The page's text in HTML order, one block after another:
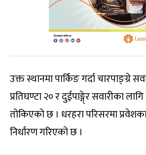
उक्त स्थानमा पार्किङ गर्दा चारपाङ्ग्रे
प्रतिघण्टा २० र दुईपाङ्गे्र सवारीका
तोकिएको छ । धरहरा परिसरमा
निर्धारण गरिएको छ ।